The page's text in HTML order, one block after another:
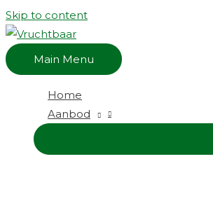
Skip to content
Main Menu
Home
Aanbod